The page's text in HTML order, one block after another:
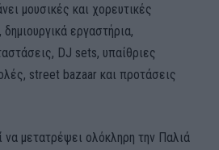
μουσικές και χορευτικές
εργαστήρια,
DJ sets, υπαίθριες
street bazaar και προτάσεις
να μετατρέψει ολόκληρη την Παλιά